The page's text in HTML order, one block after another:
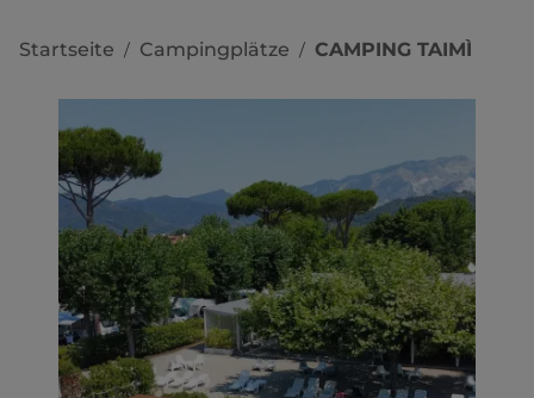
Startseite / Campingplätze / CAMPING TAIMÌ